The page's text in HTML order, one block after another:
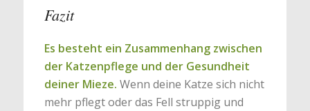
Fazit
Es besteht ein Zusammenhang zwischen
der Katzenpflege und der Gesundheit
deiner Mieze. Wenn deine Katze sich nicht
mehr pflegt oder das Fell struppig und